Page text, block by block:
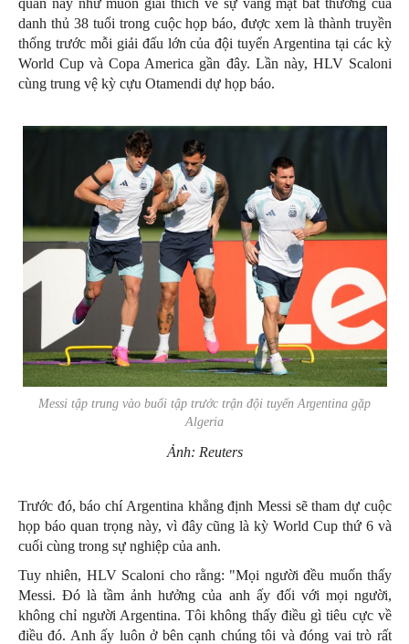
quân này như muốn giải thích về sự vắng mặt bất thường của
danh thủ 38 tuổi trong cuộc họp báo, được xem là thành truyền
thống trước mỗi giải đấu lớn của đội tuyển Argentina tại các kỳ
World Cup và Copa America gần đây. Lần này, HLV Scaloni
cùng trung vệ kỳ cựu Otamendi dự họp báo.
Messi tập trung vào buổi tập trước trận đội tuyển Argentina gặp
Algeria
Ảnh: Reuters
Trước đó, báo chí Argentina khẳng định Messi sẽ tham dự cuộc
họp báo quan trọng này, vì đây cũng là kỳ World Cup thứ 6 và
cuối cùng trong sự nghiệp của anh.
Tuy nhiên, HLV Scaloni cho rằng: "Mọi người đều muốn thấy
Messi. Đó là tầm ảnh hưởng của anh ấy đối với mọi người,
không chỉ người Argentina. Tôi không thấy điều gì tiêu cực về
điều đó. Anh ấy luôn ở bên cạnh chúng tôi và đóng vai trò rất